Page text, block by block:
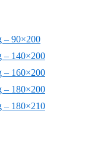
– 90×200
– 140×200
– 160×200
– 180×200
– 180×210